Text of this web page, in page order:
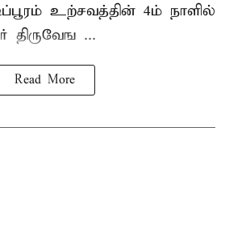
உற்சவத்தின் 4ம் நாளில்
திருவேங ...
Read More